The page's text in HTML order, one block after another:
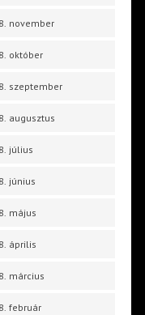
november
október
szeptember
augusztus
július
június
május
április
március
február